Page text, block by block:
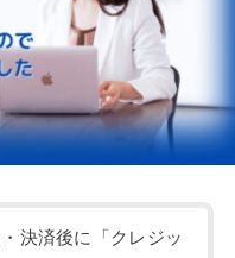
決済後に「クレジッ